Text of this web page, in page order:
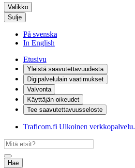
Valikko
Sulje
På svenska
In English
Etusivu
Yleistä saavutettavuudesta
Digipalvelulain vaatimukset
Valvonta
Käyttäjän oikeudet
Tee saavutettavuusseloste
Traficom.fi Ulkoinen verkkopalvelu.
Hae